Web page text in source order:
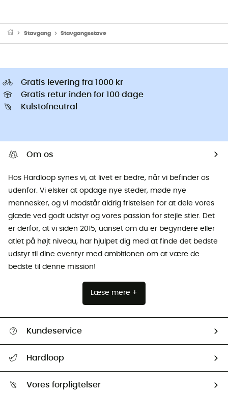
Stavgang Stavgangsstave
Gratis levering fra 1000 kr
Gratis retur inden for 100 dage
Kulstofneutral
Om os
Hos Hardloop synes vi, at livet er bedre, når vi befinder os
udenfor. Vi elsker at opdage nye steder, møde nye
mennesker, og vi modstår aldrig fristelsen for at dele vores
glæde ved godt udstyr og vores passion for stejle stier. Det
er derfor, at vi siden 2015, uanset om du er begyndere eller
atlet på højt niveau, har hjulpet dig med at finde det bedste
udstyr til dine eventyr med ambitionen om at være de
bedste til denne mission!
Læse mere +
Kundeservice
Returnering & Tilbagebetaling
Hardloop
Vores forpligtelser